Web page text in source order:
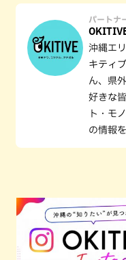
パートナ
沖縄エ
キティ
ん、県
好きな
ト・モ
の情報